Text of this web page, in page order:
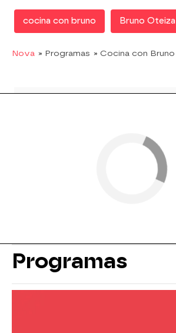
cocina con bruno Bruno Oteiza
Nova » Programas » Cocina con Bruno
Programas